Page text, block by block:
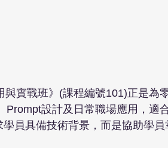
實戰班》(課程編號101)正是為
Prompt設計及日常職場應用，適
員具備技術背景，而是協助學